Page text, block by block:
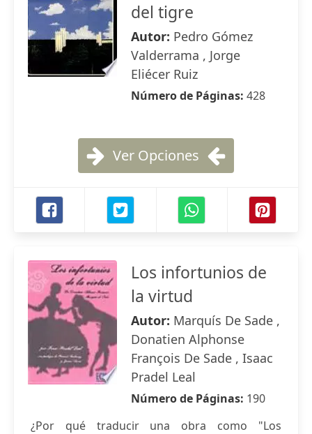
del tigre
Autor: Pedro Gómez
Valderrama , Jorge
Eliécer Ruiz
Número de Páginas: 428
Ver Opciones
Los infortunios de
la virtud
Autor: Marquís De Sade ,
Donatien Alphonse
François De Sade , Isaac
Pradel Leal
Número de Páginas: 190
¿Por qué traducir una obra como "Los